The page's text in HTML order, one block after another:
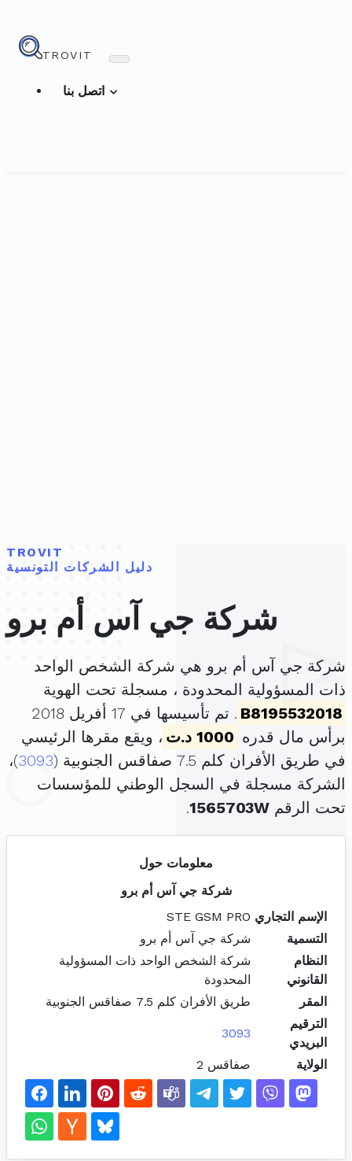
TROVIT
TROVIT
دليل الشركات التونسية
شركة جي آس أم برو
شركة جي آس أم برو هي شركة الشخص الواحد
ذات المسؤولية المحدودة ، مسجلة تحت الهوية
B8195532018
. تم تأسيسها في 17 أفريل 2018
برأس مال قدره 1000 د.ت
، ويقع مقرها الرئيسي
في طريق الأفران كلم 7.5 صفاقس الجنوبية (
3093)،
الشركة مسجلة في السجل الوطني للمؤسسات
تحت الرقم 1565703W
.
معلومات حول
شركة جي آس أم برو
الإسم التجاري STE GSM PRO
التسمية
شركة جي آس أم برو
النظام
القانوني
شركة الشخص الواحد ذات المسؤولية
المحدودة
المقر
طريق الأفران كلم 7.5 صفاقس الجنوبية
الترقيم
البريدي
3093
الولاية صفاقس 2